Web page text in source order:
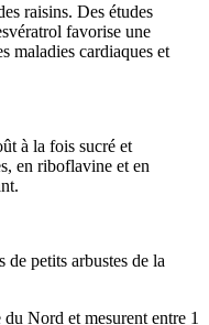
raisins. Des études
favorise une
maladies cardiaques et
à la fois sucré et
en riboflavine et en
de petits arbustes de la
Nord et mesurent entre 1